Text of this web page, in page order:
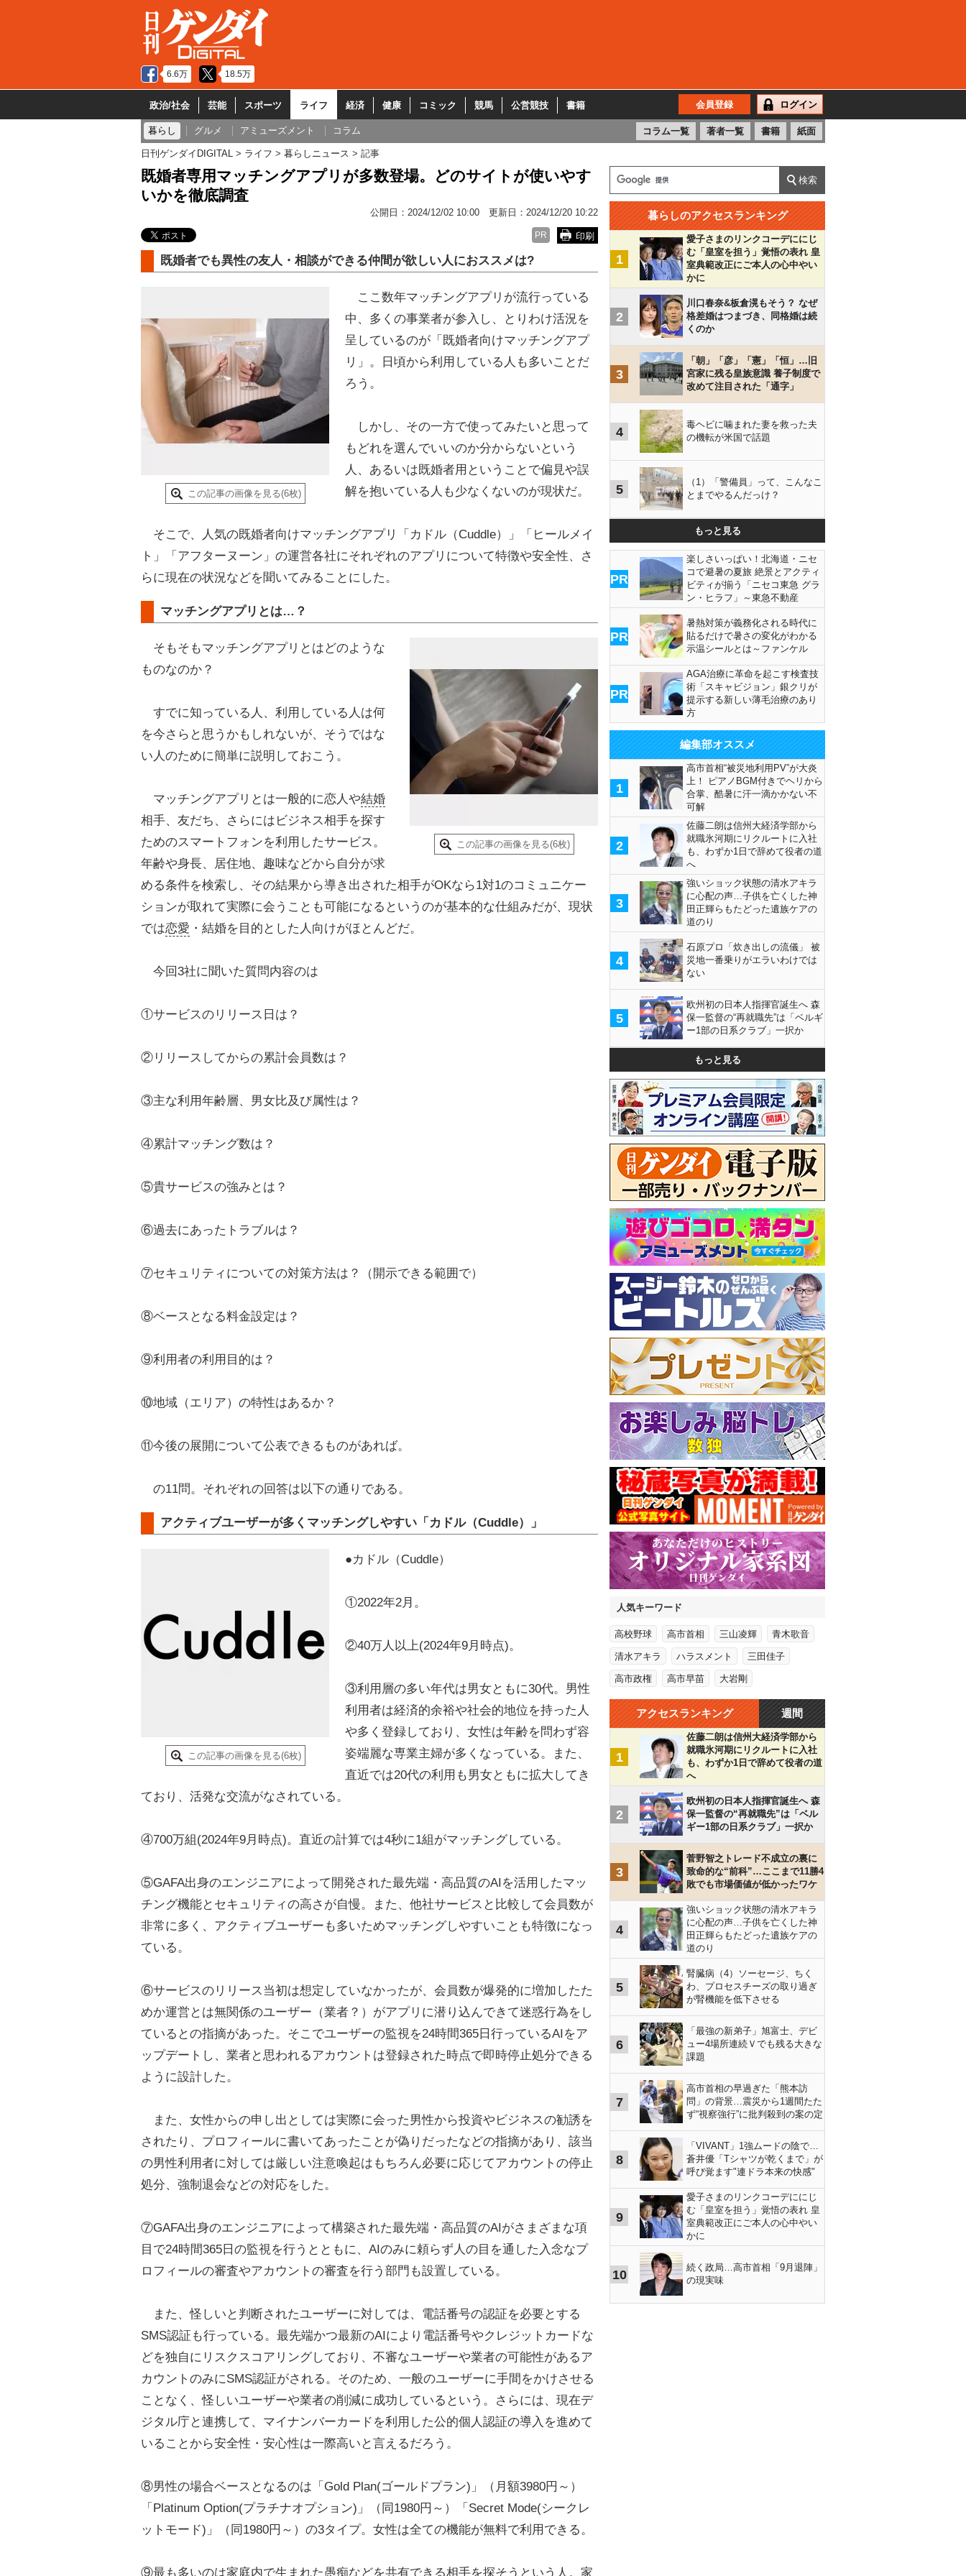
6.6万 18.5万
政治/社会 芸能 スポーツ ライフ 経済 健康 コミック 競馬 公営競技 書籍 会員登録 ログイン
暮らし グルメ アミューズメント コラム コラム一覧 著者一覧 書籍 紙面
日刊ゲンダイDIGITAL ライフ 暮らしニュース 記事
既婚者専用マッチングアプリが多数登場。どのサイトが使いやす
いかを徹底調査
公開日： 2024/12/02 10:00 更新日： 2024/12/20 10:22
印刷
PR
既婚者でも異性の友人・相談ができる仲間が欲しい人におススメは?
この記事の画像を見る(6枚)
ここ数年マッチングアプリが流行っている
中、多くの事業者が参入し、とりわけ活況を
呈しているのが「既婚者向けマッチングアプ
リ」。日頃から利用している人も多いことだ
ろう。
しかし、その一方で使ってみたいと思って
もどれを選んでいいのか分からないという
人、あるいは既婚者用ということで偏見や誤
解を抱いている人も少なくないのが現状だ。
そこで、人気の既婚者向けマッチングアプリ「カドル（Cuddle）」「ヒールメイ
ト」「アフターヌーン」の運営各社にそれぞれのアプリについて特徴や安全性、さ
らに現在の状況などを聞いてみることにした。
マッチングアプリとは…？
この記事の画像を見る(6枚)
そもそもマッチングアプリとはどのような
ものなのか？
すでに知っている人、利用している人は何
を今さらと思うかもしれないが、そうではな
い人のために簡単に説明しておこう。
マッチングアプリとは一般的に恋人や結婚
相手、友だち、さらにはビジネス相手を探す
ためのスマートフォンを利用したサービス。
年齢や身長、居住地、趣味などから自分が求
める条件を検索し、その結果から導き出された相手がOKなら1対1のコミュニケー
ションが取れて実際に会うことも可能になるというのが基本的な仕組みだが、現状
では恋愛 ・結婚を目的とした人向けがほとんどだ。
今回3社に聞いた質問内容のは
①サービスのリリース日は？
②リリースしてからの累計会員数は？
③主な利用年齢層、男女比及び属性は？
④累計マッチング数は？
⑤貴サービスの強みとは？
⑥過去にあったトラブルは？
⑦セキュリティについての対策方法は？（開示できる範囲で）
⑧ベースとなる料金設定は？
⑨利用者の利用目的は？
⑩地域（エリア）の特性はあるか？
⑪今後の展開について公表できるものがあれば。
の11問。それぞれの回答は以下の通りである。
アクティブユーザーが多くマッチングしやすい「カドル（Cuddle）」
この記事の画像を見る(6枚)
●カドル（Cuddle）
①2022年2月。
②40万人以上(2024年9月時点)。
③利用層の多い年代は男女ともに30代。男性
利用者は経済的余裕や社会的地位を持った人
や多く登録しており、女性は年齢を問わず容
姿端麗な専業主婦が多くなっている。また、
直近では20代の利用も男女ともに拡大してき
ており、活発な交流がなされている。
④700万組(2024年9月時点)。直近の計算では4秒に1組がマッチングしている。
⑤GAFA出身のエンジニアによって開発された最先端・高品質のAIを活用したマッ
チング機能とセキュリティの高さが自慢。また、他社サービスと比較して会員数が
非常に多く、アクティブユーザーも多いためマッチングしやすいことも特徴になっ
ている。
⑥サービスのリリース当初は想定していなかったが、会員数が爆発的に増加したた
めか運営とは無関係のユーザー（業者？）がアプリに潜り込んできて迷惑行為をし
ているとの指摘があった。そこでユーザーの監視を24時間365日行っているAIをア
ップデートし、業者と思われるアカウントは登録された時点で即時停止処分できる
ように設計した。
また、女性からの申し出としては実際に会った男性から投資やビジネスの勧誘を
されたり、プロフィールに書いてあったことが偽りだったなどの指摘があり、該当
の男性利用者に対しては厳しい注意喚起はもちろん必要に応じてアカウントの停止
処分、強制退会などの対応をした。
⑦GAFA出身のエンジニアによって構築された最先端・高品質のAIがさまざまな項
目で24時間365日の監視を行うとともに、AIのみに頼らず人の目を通した入念なプ
ロフィールの審査やアカウントの審査を行う部門も設置している。
また、怪しいと判断されたユーザーに対しては、電話番号の認証を必要とする
SMS認証も行っている。最先端かつ最新のAIにより電話番号やクレジットカードな
どを独自にリスクスコアリングしており、不審なユーザーや業者の可能性があるア
カウントのみにSMS認証がされる。そのため、一般のユーザーに手間をかけさせる
ことなく、怪しいユーザーや業者の削減に成功しているという。さらには、現在デ
ジタル庁と連携して、マイナンバーカードを利用した公的個人認証の導入を進めて
いることから安全性・安心性は一際高いと言えるだろう。
⑧男性の場合ベースとなるのは「Gold Plan(ゴールドプラン)」（月額3980円～）
「Platinum Option(プラチナオプション)」（同1980円～）「Secret Mode(シークレ
ットモード)」（同1980円～）の3タイプ。女性は全ての機能が無料で利用できる。
⑨最も多いのは家庭内で生まれた愚痴などを共有できる相手を探そうという人。家
暮らしのアクセスランキング
1
愛子さまのリンクコーデににじ
む「皇室を担う」覚悟の表れ 皇
室典範改正にご本人の心中やい
かに
2
川口春奈&板倉滉もそう？ なぜ
格差婚はつまづき、同格婚は続
くのか
3
「朝」「彦」「憲」「恒」…旧
宮家に残る皇族意識 養子制度で
改めて注目された「通字」
4
毒ヘビに噛まれた妻を救った夫
の機転が米国で話題
5
（1）「警備員」って、こんなこ
とまでやるんだっけ？
もっと見る
PR
楽しさいっぱい！北海道・ニセ
コで避暑の夏旅 絶景とアクティ
ビティが揃う「ニセコ東急 グラ
ン・ヒラフ」～東急不動産
PR
暑熱対策が義務化される時代に
貼るだけで暑さの変化がわかる
示温シールとは～ファンケル
PR
AGA治療に革命を起こす検査技
術「スキャビジョン」銀クリが
提示する新しい薄毛治療のあり
方
編集部オススメ
1
高市首相“被災地利用PV”が大炎
上！ ピアノBGM付きでヘリから
合掌、酷暑に汗一滴かかない不
可解
2
佐藤二朗は信州大経済学部から
就職氷河期にリクルートに入社
も、わずか1日で辞めて役者の道
へ
3
強いショック状態の清水アキラ
に心配の声…子供を亡くした神
田正輝らもたどった遺族ケアの
道のり
4
石原プロ「炊き出しの流儀」 被
災地一番乗りがエラいわけでは
ない
5
欧州初の日本人指揮官誕生へ 森
保一監督の“再就職先”は「ベルギ
ー1部の日系クラブ」一択か
もっと見る
人気キーワード
高校野球 高市首相 三山凌輝 青木歌音
清水アキラ ハラスメント 三田佳子
高市政権 高市早苗 大岩剛
アクセスランキング 週間
1
佐藤二朗は信州大経済学部から
就職氷河期にリクルートに入社
も、わずか1日で辞めて役者の道
へ
2
欧州初の日本人指揮官誕生へ 森
保一監督の“再就職先”は「ベル
ギー1部の日系クラブ」一択か
3
菅野智之トレード不成立の裏に
致命的な“前科”…ここまで11勝4
敗でも市場価値が低かったワケ
4
強いショック状態の清水アキラ
に心配の声…子供を亡くした神
田正輝らもたどった遺族ケアの
道のり
5
腎臓病（4）ソーセージ、ちく
わ、プロセスチーズの取り過ぎ
が腎機能を低下させる
6
「最強の新弟子」旭富士、デビ
ュー4場所連続Ｖでも残る大きな
課題
7
高市首相の早過ぎた「熊本訪
問」の背景…震災から1週間たた
ず“視察強行”に批判殺到の案の定
8
「VIVANT」1強ムードの陰で…
蒼井優「Tシャツが乾くまで」が
呼び覚ます"連ドラ本来の快感"
9
愛子さまのリンクコーデににじ
む「皇室を担う」覚悟の表れ 皇
室典範改正にご本人の心中やい
かに
10
続く政局…高市首相「9月退陣」
の現実味